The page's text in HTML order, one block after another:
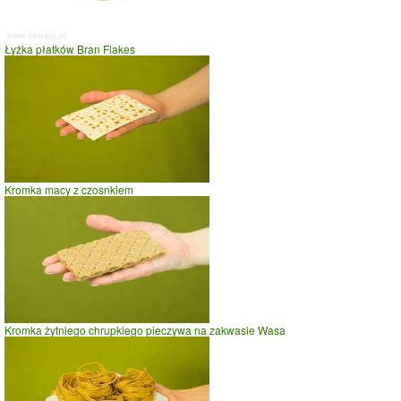
Łyżka płatków Bran Flakes
Kromka macy z czosnkiem
Kromka żytniego chrupkiego pieczywa na zakwasie Wasa